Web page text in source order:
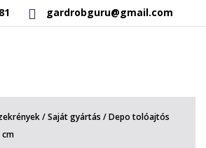
gardrobguru@gmail.com
LÉVŐ TERMÉKEK
GYÁRTÁSÚ TERMÉKEK
/Saját gyártás / Depo tolóajtós